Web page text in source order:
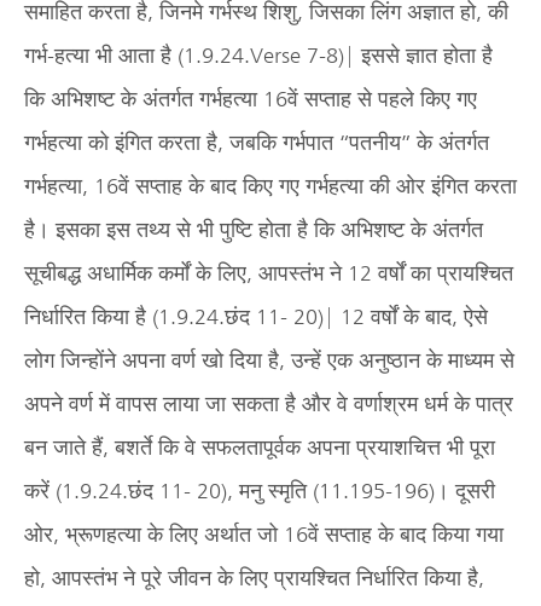
समाहित करता है, जिनमे गर्भस्थ शिशु, जिसका लिंग अज्ञात हो, की
गर्भ-हत्या भी आता है (1.9.24.Verse 7-8)| इससे ज्ञात होता है
कि अभिशष्ट के अंतर्गत गर्भहत्या 16वें सप्ताह से पहले किए गए
गर्भहत्या को इंगित करता है, जबकि गर्भपात “पतनीय” के अंतर्गत
गर्भहत्या, 16वें सप्ताह के बाद किए गए गर्भहत्या की ओर इंगित करता
है। इसका इस तथ्य से भी पुष्टि होता है कि अभिशष्ट के अंतर्गत
सूचीबद्ध अधार्मिक कर्मों के लिए, आपस्तंभ ने 12 वर्षों का प्रायश्चित
निर्धारित किया है (1.9.24.छंद 11- 20)| 12 वर्षों के बाद, ऐसे
लोग जिन्होंने अपना वर्ण खो दिया है, उन्हें एक अनुष्ठान के माध्यम से
अपने वर्ण में वापस लाया जा सकता है और वे वर्णाश्रम धर्म के पात्र
बन जाते हैं, बशर्ते कि वे सफलतापूर्वक अपना प्रयाशचित्त भी पूरा
करें (1.9.24.छंद 11- 20), मनु स्मृति (11.195-196)। दूसरी
ओर, भ्रूणहत्या के लिए अर्थात जो 16वें सप्ताह के बाद किया गया
हो, आपस्तंभ ने पूरे जीवन के लिए प्रायश्चित निर्धारित किया है,